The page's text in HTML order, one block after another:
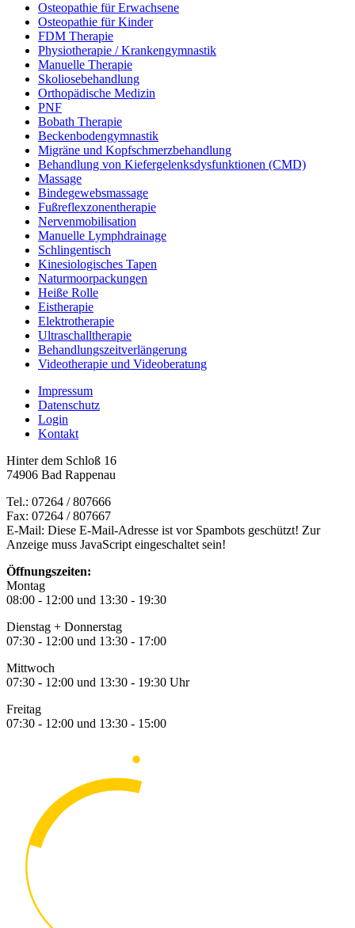
Osteopathie für Erwachsene
Osteopathie für Kinder
FDM Therapie
Physiotherapie / Krankengymnastik
Manuelle Therapie
Skoliosebehandlung
Orthopädische Medizin
PNF
Bobath Therapie
Beckenbodengymnastik
Migräne und Kopfschmerzbehandlung
Behandlung von Kiefergelenksdysfunktionen (CMD)
Massage
Bindegewebsmassage
Fußreflexzonentherapie
Nervenmobilisation
Manuelle Lymphdrainage
Schlingentisch
Kinesiologisches Tapen
Naturmoorpackungen
Heiße Rolle
Eistherapie
Elektrotherapie
Ultraschalltherapie
Behandlungszeitverlängerung
Videotherapie und Videoberatung
Impressum
Datenschutz
Login
Kontakt
Hinter dem Schloß 16
74906 Bad Rappenau
Tel.: 07264 / 807666
Fax: 07264 / 807667
E-Mail: Diese E-Mail-Adresse ist vor Spambots geschützt! Zur
Anzeige muss JavaScript eingeschaltet sein!
Öffnungszeiten:
Montag
08:00 - 12:00 und 13:30 - 19:30
Dienstag + Donnerstag
07:30 - 12:00 und 13:30 - 17:00
Mittwoch
07:30 - 12:00 und 13:30 - 19:30 Uhr
Freitag
07:30 - 12:00 und 13:30 - 15:00